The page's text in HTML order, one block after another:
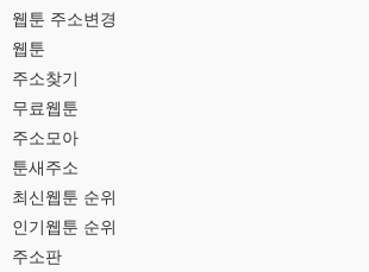
웹툰 주소변경
웹툰
주소찾기
무료웹툰
주소모아
툰새주소
최신웹툰 순위
인기웹툰 순위
주소판